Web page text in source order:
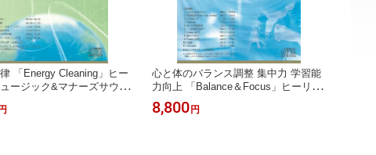
「Energy Cleaning」ヒー
ージック&マナーズサウン
の音楽 ヒーリングミュージ
防 リラックス 癒し ヨガ
円
心と体のバランス調整 集中力 学習能
力向上 「Balance＆Focus」ヒーリン
グミュージック&マナーズサウンドCD
癒しの音楽 ヒーリング音楽 記憶力 熱
8,800 円